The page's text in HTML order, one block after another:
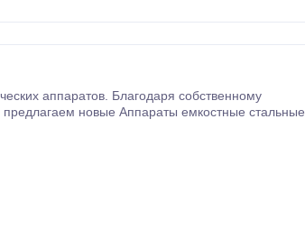
аппаратов. Благодаря собственному
новые Аппараты емкостные стальные
в любой регион России и СНГ.